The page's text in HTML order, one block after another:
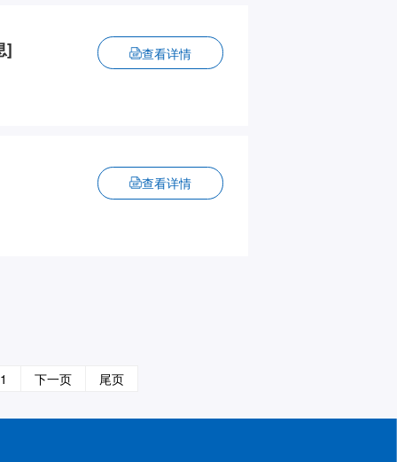
] 查看详情
查看详情
下一页 尾页